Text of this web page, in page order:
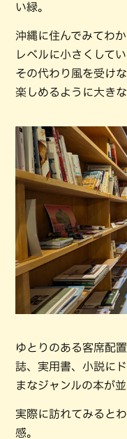
い緑。
沖縄に住んでみてわ
レベルに小さくして
その代わり風を受け
楽しめるように大き
ゆとりのある客席配
誌、実用書、小説に
まなジャンルの本が並
実際に訪れてみると
感。